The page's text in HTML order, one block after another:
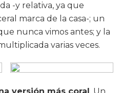
-y relativa, ya que
marca de la casa-; un
nunca vimos antes; y la
varias veces.